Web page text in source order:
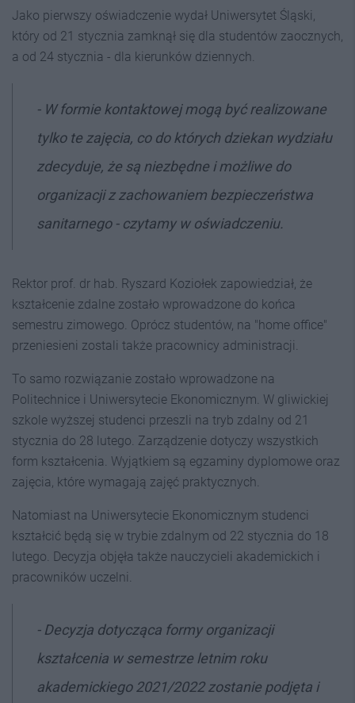
Jako pierwszy oświadczenie wydał Uniwersytet Śląski,
który od 21 stycznia zamknął się dla studentów zaocznych,
a od 24 stycznia - dla kierunków dziennych.
- W formie kontaktowej mogą być realizowane
tylko te zajęcia, co do których dziekan wydziału
zdecyduje, że są niezbędne i możliwe do
organizacji z zachowaniem bezpieczeństwa
sanitarnego - czytamy w oświadczeniu.
Rektor prof. dr hab. Ryszard Koziołek zapowiedział, że
kształcenie zdalne zostało wprowadzone do końca
semestru zimowego. Oprócz studentów, na "home office"
przeniesieni zostali także pracownicy administracji.
To samo rozwiązanie zostało wprowadzone na
Politechnice i Uniwersytecie Ekonomicznym. W gliwickiej
szkole wyższej studenci przeszli na tryb zdalny od 21
stycznia do 28 lutego. Zarządzenie dotyczy wszystkich
form kształcenia. Wyjątkiem są egzaminy dyplomowe oraz
zajęcia, które wymagają zajęć praktycznych.
Natomiast na Uniwersytecie Ekonomicznym studenci
kształcić będą się w trybie zdalnym od 22 stycznia do 18
lutego. Decyzja objęła także nauczycieli akademickich i
pracowników uczelni.
- Decyzja dotycząca formy organizacji
kształcenia w semestrze letnim roku
akademickiego 2021/2022 zostanie podjęta i